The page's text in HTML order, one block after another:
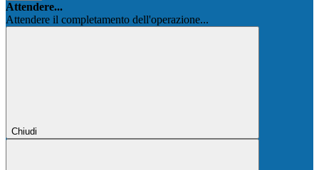
Attendere...
Attendere il completamento dell'operazione...
Chiudi